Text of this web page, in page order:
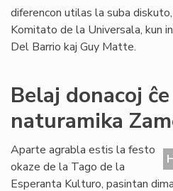
diferencon utilas la suba
Komitato de la Universala, kun
Del Barrio kaj Guy Matte.
Belaj donacoj
naturamika
Aparte agrabla estis la festo
okaze de la Tago de la
Esperanta Kulturo, pasintan